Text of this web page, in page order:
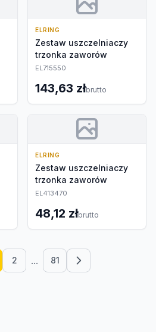
ELRING
Zestaw uszczelniaczy
trzonka zaworów
EL715550
143,63 złbrutto
ELRING
Zestaw uszczelniaczy
trzonka zaworów
EL413470
48,12 złbrutto
2 ... 81